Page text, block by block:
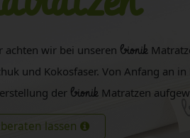
achten wir bei unseren bionik
und Kokosfaser. Von Anfang an
der bionik Matratzen
lassen